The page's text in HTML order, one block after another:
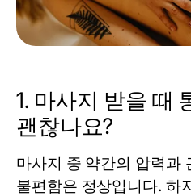
1. 마사지 받을 때
괜찮나요?
마사지 중 약간의 압력과
불편함은 정상입니다. 하